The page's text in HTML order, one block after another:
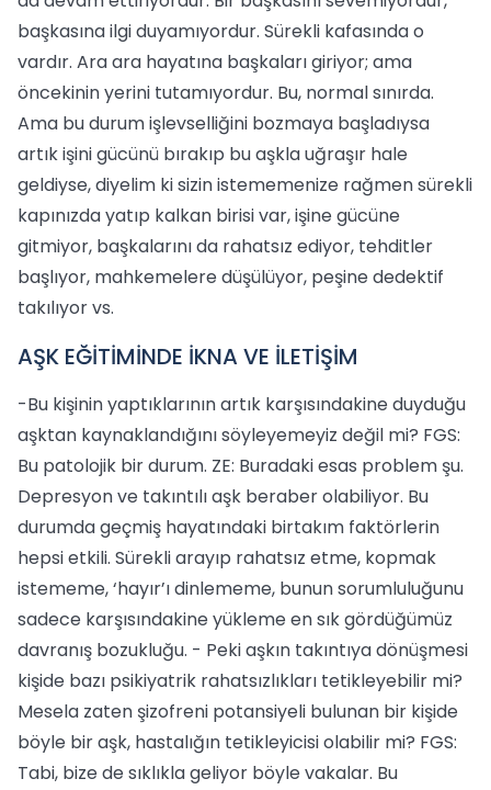
başkasına ilgi duyamıyordur. Sürekli kafasında o
vardır. Ara ara hayatına başkaları giriyor; ama
öncekinin yerini tutamıyordur. Bu, normal sınırda.
Ama bu durum işlevselliğini bozmaya başladıysa
artık işini gücünü bırakıp bu aşkla uğraşır hale
geldiyse, diyelim ki sizin istememenize rağmen sürekli
kapınızda yatıp kalkan birisi var, işine gücüne
gitmiyor, başkalarını da rahatsız ediyor, tehditler
başlıyor, mahkemelere düşülüyor, peşine dedektif
takılıyor vs.
AŞK EĞİTİMİNDE İKNA VE İLETİŞİM
-Bu kişinin yaptıklarının artık karşısındakine duyduğu
aşktan kaynaklandığını söyleyemeyiz değil mi? FGS:
Bu patolojik bir durum. ZE: Buradaki esas problem şu.
Depresyon ve takıntılı aşk beraber olabiliyor. Bu
durumda geçmiş hayatındaki birtakım faktörlerin
hepsi etkili. Sürekli arayıp rahatsız etme, kopmak
istememe, ‘hayır’ı dinlememe, bunun sorumluluğunu
sadece karşısındakine yükleme en sık gördüğümüz
davranış bozukluğu. - Peki aşkın takıntıya dönüşmesi
kişide bazı psikiyatrik rahatsızlıkları tetikleyebilir mi?
Mesela zaten şizofreni potansiyeli bulunan bir kişide
böyle bir aşk, hastalığın tetikleyicisi olabilir mi? FGS:
Tabi, bize de sıklıkla geliyor böyle vakalar. Bu